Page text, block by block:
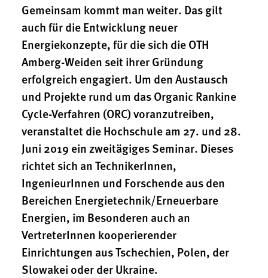
Gemeinsam kommt man weiter. Das gilt
auch für die Entwicklung neuer
Energiekonzepte, für die sich die OTH
Amberg-Weiden seit ihrer Gründung
erfolgreich engagiert. Um den Austausch
und Projekte rund um das Organic Rankine
Cycle-Verfahren (ORC) voranzutreiben,
veranstaltet die Hochschule am 27. und 28.
Juni 2019 ein zweitägiges Seminar. Dieses
richtet sich an TechnikerInnen,
IngenieurInnen und Forschende aus den
Bereichen Energietechnik/Erneuerbare
Energien, im Besonderen auch an
VertreterInnen kooperierender
Einrichtungen aus Tschechien, Polen, der
Slowakei oder der Ukraine.
Name:
Zweck:
Dieser Cookie speichert die ausgewählten Einverständnis-
Optionen des Benutzers
Cookie Laufzeit:
Performance
Name:
Zweck:
gespeichert, ob man eingeloggt ist.